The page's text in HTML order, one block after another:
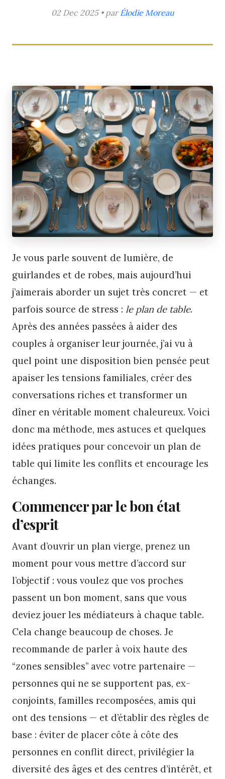
02 Dec 2025 • par Élodie Moreau
Je vous parle souvent de lumière, de
guirlandes et de robes, mais aujourd’hui
j’aimerais aborder un sujet très concret — et
parfois source de stress : le plan de table.
Après des années passées à aider des
couples à organiser leur journée, j’ai vu à
quel point une disposition bien pensée peut
apaiser les tensions familiales, créer des
conversations riches et transformer un
dîner en véritable moment chaleureux. Voici
donc ma méthode, mes astuces et quelques
idées pratiques pour concevoir un plan de
table qui limite les conflits et encourage les
échanges.
Commencer par le bon état
d’esprit
Avant d’ouvrir un plan vierge, prenez un
moment pour vous mettre d’accord sur
l’objectif : vous voulez que vos proches
passent un bon moment, sans que vous
deviez jouer les médiateurs à chaque table.
Cela change beaucoup de choses. Je
recommande de parler à voix haute des
“zones sensibles” avec votre partenaire —
personnes qui ne se supportent pas, ex-
conjoints, familles recomposées, amis qui
ont des tensions — et d’établir des règles de
base : éviter de placer côte à côte des
personnes en conflit direct, privilégier la
diversité des âges et des centres d’intérêt, et